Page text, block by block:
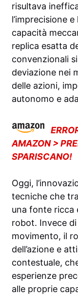
risultava
l’imprecisione
capacità
replica esatta
convenzionali
deviazione nei
delle azioni,
autonomo e
AMAZON >
SPARISCANO!
Oggi,
tecniche che
una fonte ricca
robot. Invece
movimento, il
dell’azione e
contestuale,
esperienze
alle proprie